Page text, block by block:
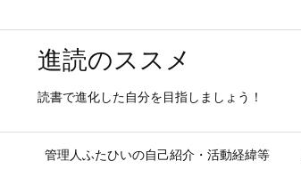
進読のススメ
読書で進化した自分を目指しましょう！
管理人ふたひいの自己紹介・活動経緯等